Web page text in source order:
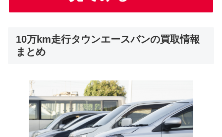
10万km走行タウンエースバンの買取情報
まとめ